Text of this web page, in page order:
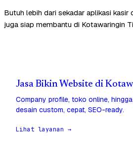
Butuh lebih dari sekadar aplikasi kasir
juga siap membantu di Kotawaringin
Jasa Bikin Website di
Company profile, toko online,
desain custom, cepat, SEO-ready.
Lihat layanan →